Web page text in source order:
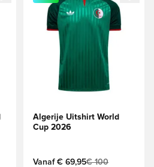
Algerije Uitshirt World
Cup 2026
Vanaf € 69,95€ 100